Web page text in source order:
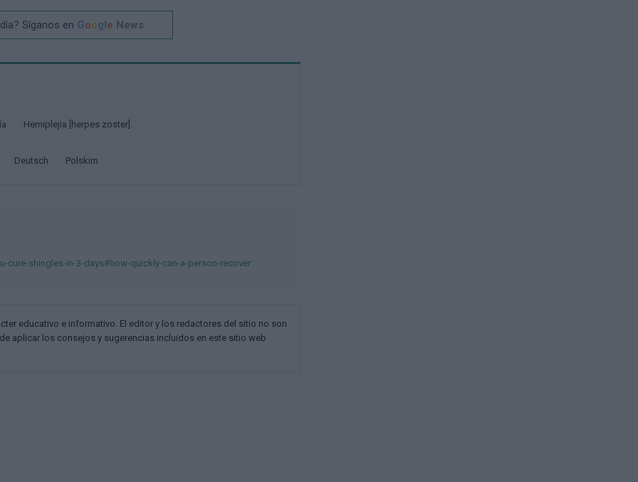
Síganos en Google News
Hemiplejia [herpes zoster].
deutsch polskim
shingles-in-3-days#how-quickly-can-a-person-recover
educativo e informativo. El editor y los redactores del sitio no son
aplicar los consejos y sugerencias incluidos en este sitio web